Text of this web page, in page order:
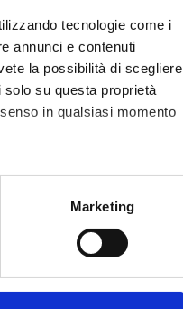
tecnologie come i
annunci e contenuti
la possibilità di scegliere
su questa proprietà
in qualsiasi momento
metro,Marketing